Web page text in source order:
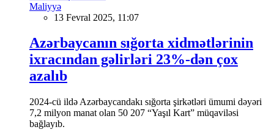
Maliyyə
13 Fevral 2025, 11:07
Azərbaycanın sığorta xidmətlərinin
ixracından gəlirləri 23%-dən çox
azalıb
2024-cü ildə Azərbaycandakı sığorta şirkətləri ümumi dəyəri
7,2 milyon manat olan 50 207 “Yaşıl Kart” müqaviləsi
bağlayıb.